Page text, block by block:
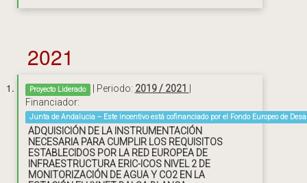
2021
Proyecto Liderado | Periodo: 2019 / 2021
Financiador:
Junta de Andalucia -- Este incentivo está cofinanciado por el Fondo Europeo de
ADQUISICIÓN DE LA INSTRUMENTACIÓN
NECESARIA PARA CUMPLIR LOS REQUISITOS
ESTABLECIDOS POR LA RED EUROPEA DE
INFRAESTRUCTURA ERIC-ICOS NIVEL 2 DE
MONITORIZACIÓN DE AGUA Y CO2 EN LA